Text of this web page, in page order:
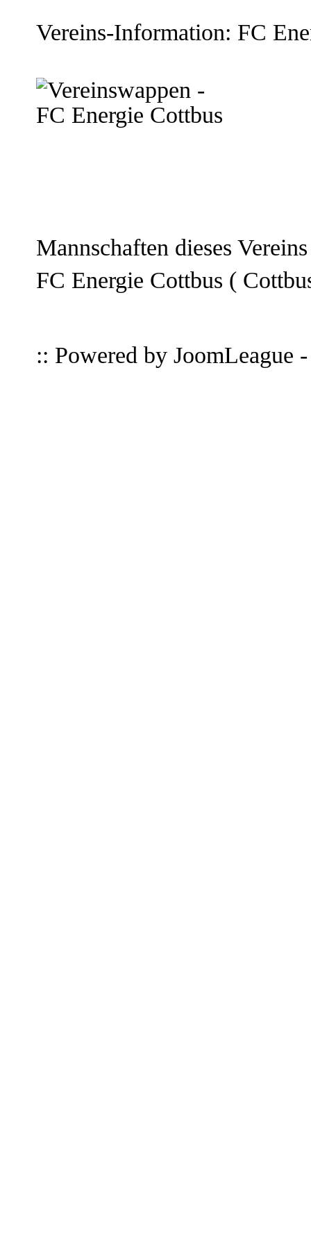
Vereins-Information: FC
Mannschaften dieses Vereins
FC Energie Cottbus (
:: Powered by JoomLeague